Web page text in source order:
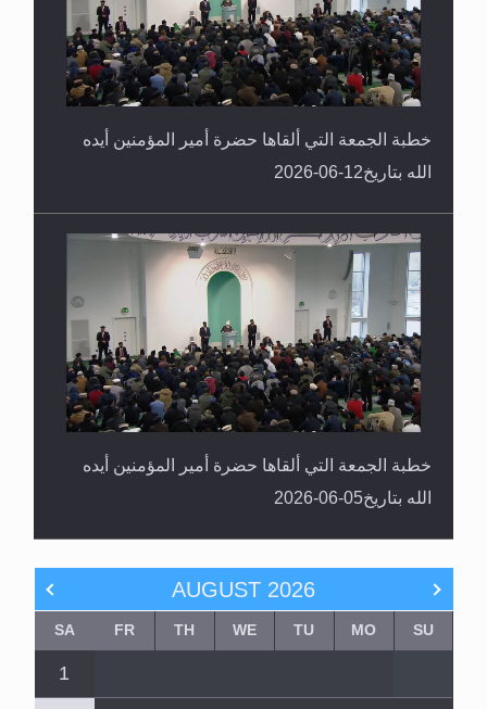
خطبة الجمعة التي ألقاها حضرة أمير المؤمنين أيده
الله بتاريخ12-06-2026
خطبة الجمعة التي ألقاها حضرة أمير المؤمنين أيده
الله بتاريخ05-06-2026
AUGUST 2026
SU
MO
TU
WE
TH
FR
SA
1